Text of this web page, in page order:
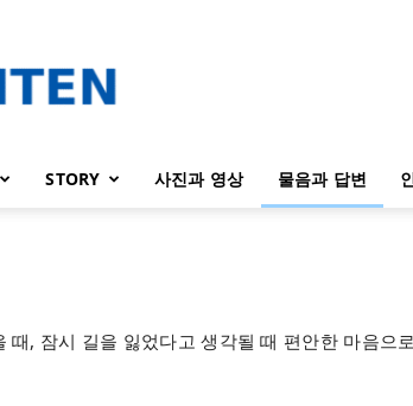
STORY 사진과 영상 물음과 답변
때, 잠시 길을 잃었다고 생각될 때 편안한 마음으